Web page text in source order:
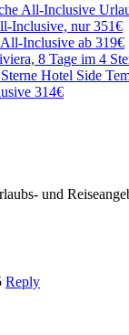
All-Inclusive
Inclusive, nur 351€
Inclusive ab 319€
8 Tage im 4
Hotel Side
314€
und
Reply